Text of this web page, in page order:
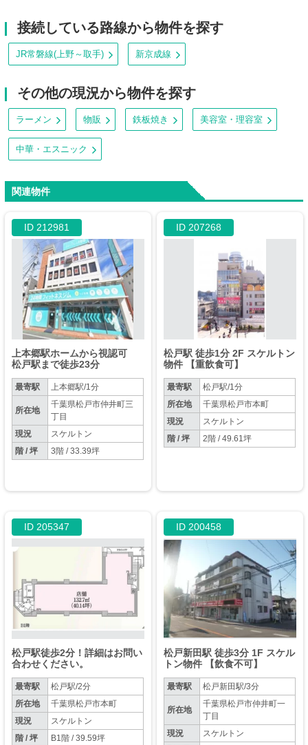
接続している路線から物件を探す
JR常磐線(上野～取手) 新京成線
その他の現況から物件を探す
ラーメン 物販 鉄板焼き 美容室・理容室
中華・エスニック
関連物件
ID 212981
上本郷駅ホームから視認可
松戸駅まで徒歩23分
最寄駅 上本郷駅/1分
所在地
千葉県松戸市仲井町三
丁目
現況
スケルトン
階 / 坪
3階 / 33.39坪
ID 207268
松戸駅 徒歩1分 2F スケルトン
物件 【重飲食可】
最寄駅
松戸駅/1分
所在地
千葉県松戸市本町
現況
スケルトン
階 / 坪
2階 / 49.61坪
ID 205347
松戸駅徒歩2分！詳細はお問い
合わせください。
最寄駅
松戸駅/2分
所在地
千葉県松戸市本町
現況
スケルトン
階 / 坪
B1階 / 39.59坪
ID 200458
松戸新田駅 徒歩3分 1F スケル
トン物件 【飲食不可】
最寄駅 松戸新田駅/3分
所在地
千葉県松戸市仲井町一
丁目
現況
スケルトン